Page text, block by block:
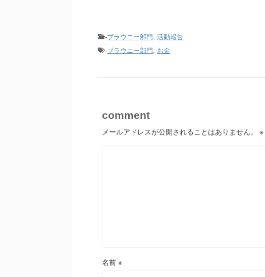
-ブラウニー部門,活動報告
-ブラウニー部門, お金
comment
メールアドレスが公開されることはありません。 ※
名前 ※